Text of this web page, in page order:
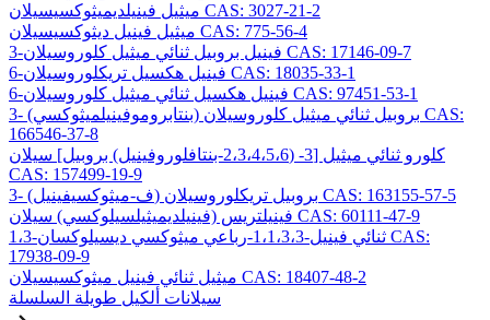
ميثيل فينيلديميثوكسيسيلان CAS: 3027-21-2
ميثيل فينيل ديثوكسيسيلان CAS: 775-56-4
3-فينيل بروبيل ثنائي ميثيل كلوروسيلان CAS: 17146-09-7
6-فينيل هكسيل تريكلوروسيلان CAS: 18035-33-1
6-فينيل هكسيل ثنائي ميثيل كلوروسيلان CAS: 97451-53-1
3- (بنتابروموفينيلميثوكسي) بروبيل ثنائي ميثيل كلوروسيلان CAS:
166546-37-8
كلورو ثنائي ميثيل [3- (2،3،4،5،6-بنتافلوروفينيل) بروبيل] سيلان
CAS: 157499-19-9
3- (ف-ميثوكسيفينيل) بروبيل تريكلوروسيلان CAS: 163155-57-5
فينيلتريس (فينيلديميثيلسيلوكسي) سيلان CAS: 60111-47-9
1،3-ثنائي فينيل-1،1،3،3-رباعي ميثوكسي ديسيلوكسان CAS:
17938-09-9
ميثيل ثنائي فينيل ميثوكسيسيلان CAS: 18407-48-2
سيلانات ألكيل طويلة السلسلة